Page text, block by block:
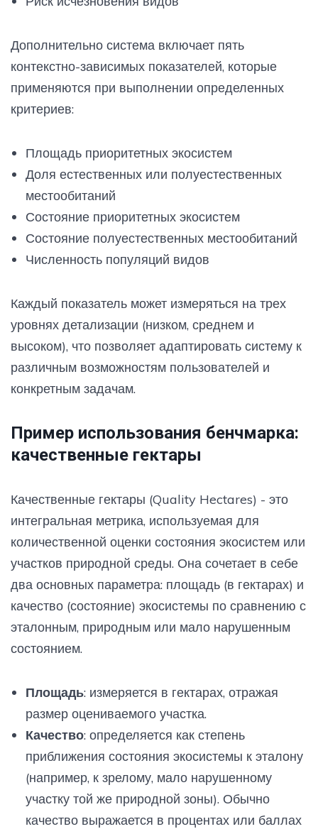
Дополнительно система включает пять
контекстно-зависимых показателей, которые
применяются при выполнении определенных
критериев:
Площадь приоритетных экосистем
Доля естественных или полуестественных
местообитаний
Состояние приоритетных экосистем
Состояние полуестественных местообитаний
Численность популяций видов
Каждый показатель может измеряться на трех
уровнях детализации (низком, среднем и
высоком), что позволяет адаптировать систему к
различным возможностям пользователей и
конкретным задачам.
Пример использования бенчмарка:
качественные гектары
Качественные гектары (Quality Hectares) - это
интегральная метрика, используемая для
количественной оценки состояния экосистем или
участков природной среды. Она сочетает в себе
два основных параметра: площадь (в гектарах) и
качество (состояние) экосистемы по сравнению с
эталонным, природным или мало нарушенным
состоянием.
Площадь: измеряется в гектарах, отражая
размер оцениваемого участка.
Качество: определяется как степень
приближения состояния экосистемы к эталону
(например, к зрелому, мало нарушенному
участку той же природной зоны). Обычно
качество выражается в процентах или баллах